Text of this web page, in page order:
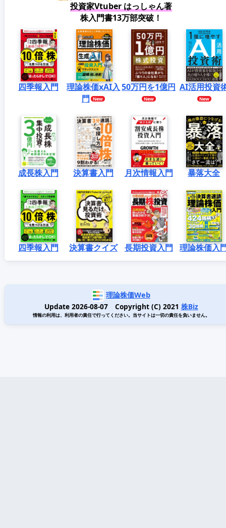
投資家Vtuber はっしゃん著
株入門書13万部突破！
四季報入門
理論株価xAI入
門
50万円を1億円 AI活用投資
成長株入門 決算書入門 月次情報入門 暴落大全
四季報入門 決算書クイズ 長期投資入門 理論株価入
理論株価Web
Update 2026-08-07 Copyright (C) 2021 株Biz
情報の利用は、利用者の責任で行ってください。当サイトは一切の責任を負いません。